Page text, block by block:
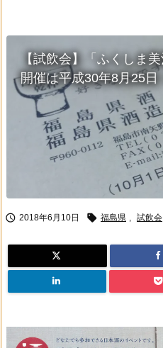
【試飲会】「ふくしま
開催は平成30年8月25日
 2018年6月10日  福島県 , 試飲会